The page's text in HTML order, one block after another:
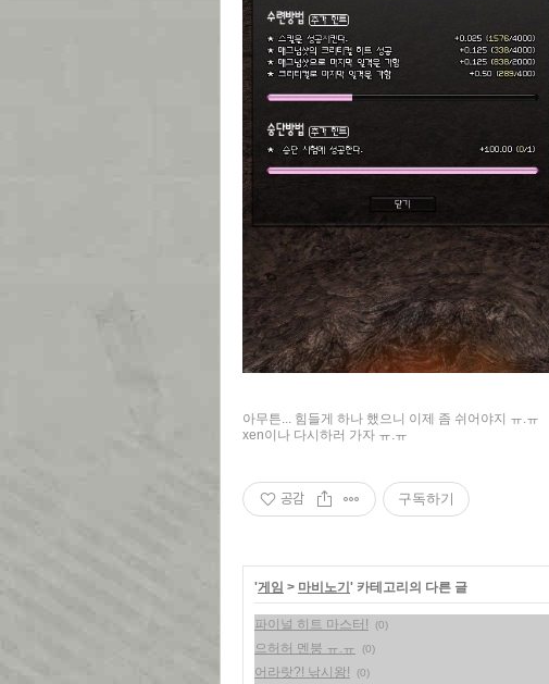
아무튼... 힘들게 하나 했으니 이제 좀 쉬어야지 ㅠ.ㅠ
xen이나 다시하러 가자 ㅠ.ㅠ
공감 구독하기
'게임 > 마비노기' 카테고리의 다른 글
파이널 히트 마스터! (0)
으허허 멘붕 ㅠ.ㅠ (0)
어라랏?! 낚시왕! (0)